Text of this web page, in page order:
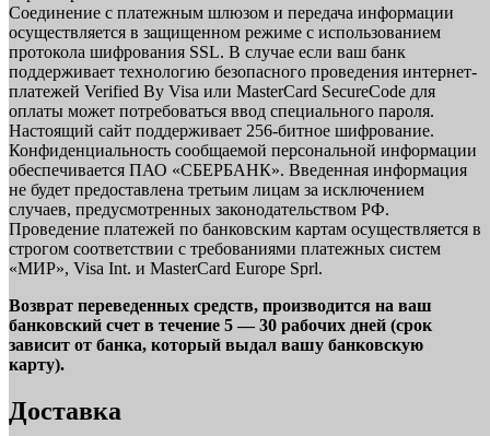
Соединение с платежным шлюзом и передача информации
осуществляется в защищенном режиме с использованием
протокола шифрования SSL. В случае если ваш банк
поддерживает технологию безопасного проведения интернет-
платежей Verified By Visa или MasterCard SecureCode для
оплаты может потребоваться ввод специального пароля.
Настоящий сайт поддерживает 256-битное шифрование.
Конфиденциальность сообщаемой персональной информации
обеспечивается ПАО «СБЕРБАНК». Введенная информация
не будет предоставлена третьим лицам за исключением
случаев, предусмотренных законодательством РФ.
Проведение платежей по банковским картам осуществляется в
строгом соответствии с требованиями платежных систем
«МИР», Visa Int. и MasterCard Europe Sprl.
Возврат переведенных средств, производится на ваш
банковский счет в течение 5 — 30 рабочих дней (срок
зависит от банка, который выдал вашу банковскую
карту).
Доставка